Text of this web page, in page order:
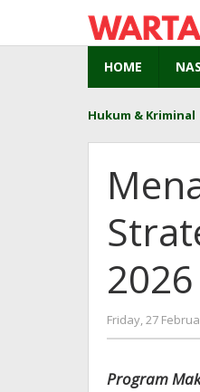
content
HOME
Hukum & Kriminal
2026
Friday, 27
Program